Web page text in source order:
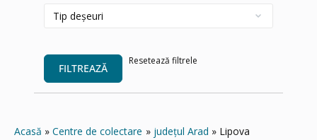
FILTREAZĂ
Resetează filtrele
Acasă Centre de colectare județul Arad Lipova